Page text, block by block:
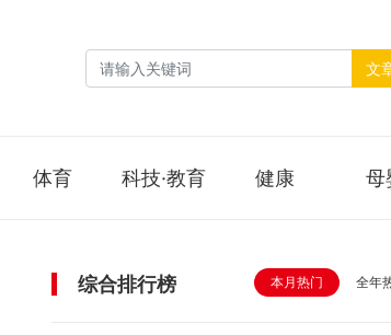
文
体育 科技·教育 健康 母
综合排行榜 本月热门 全年